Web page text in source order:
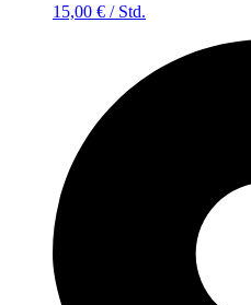
15,00 € / Std.